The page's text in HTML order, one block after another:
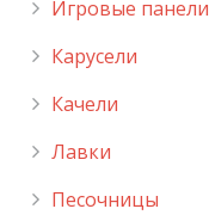
Игровые панели
Карусели
Качели
Лавки
Песочницы